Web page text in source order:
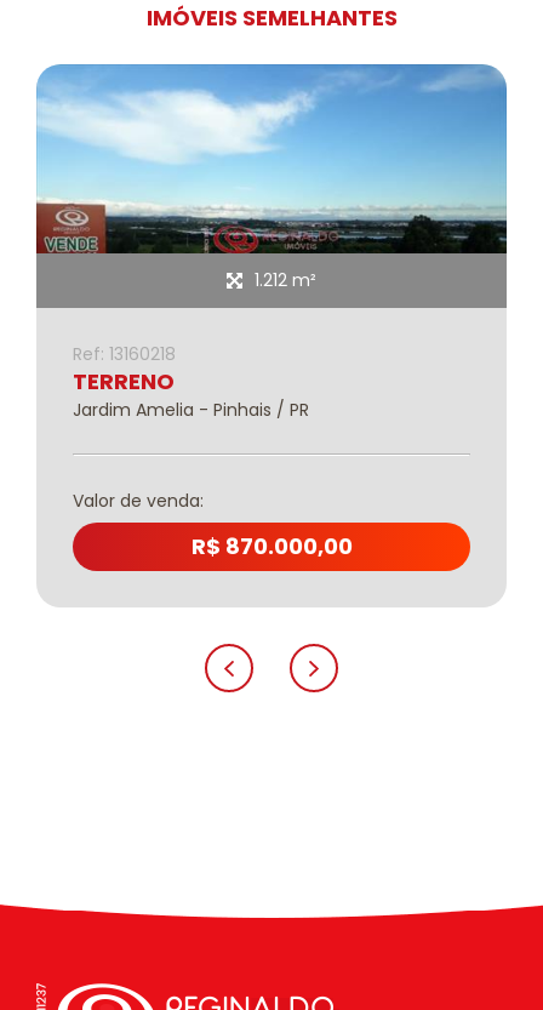
IMÓVEIS SEMELHANTES
1.212 m²
Ref: 13160218
TERRENO
Jardim Amelia - Pinhais / PR
Valor de venda:
R$ 870.000,00